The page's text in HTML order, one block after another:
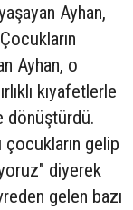
Ayhan,
Ayhan, o
kıyafetlerle
dönüştürdü.
çocukların gelip
diyerek
gelen bazı